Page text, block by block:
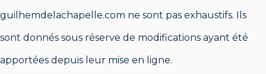
guilhemdelachapelle.com ne sont pas exhaustifs. Ils
sont donnés sous réserve de modifications ayant été
apportées depuis leur mise en ligne.